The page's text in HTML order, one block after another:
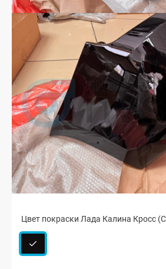
Цвет покраски Лада Калина Кросс